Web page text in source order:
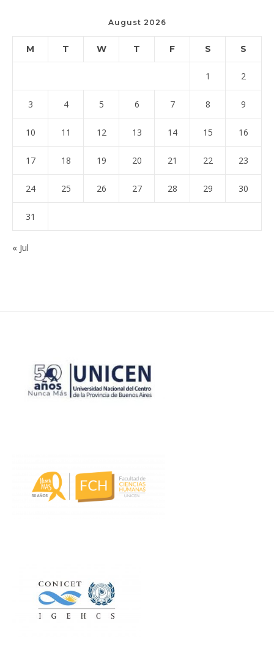
August 2026
M T W T F S S
1 2
3 4 5 6 7 8 9
10 11 12 13 14 15 16
17 18 19 20 21 22 23
24 25 26 27 28 29 30
31
« Jul